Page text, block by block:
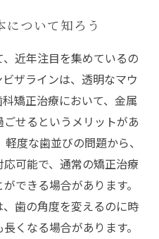
ついて知ろう
近年注目を集めているの
ザラインは、透明なマウ
矯正治療において、金属
せるというメリットがあ
度な歯並びの問題から、
可能で、通常の矯正治療
できる場合があります。
歯の角度を変えるのに時
くなる場合があります。